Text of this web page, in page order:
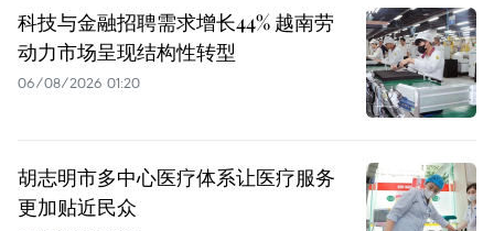
科技与金融招聘需求增长44% 越南劳
动力市场呈现结构性转型
06/08/2026 01:20
胡志明市多中心医疗体系让医疗服务
更加贴近民众